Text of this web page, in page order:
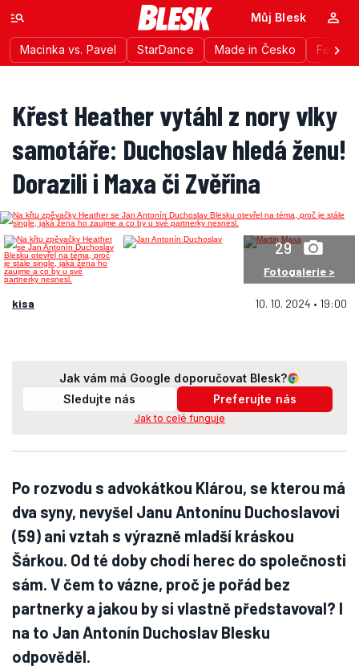
Macinka vs. Pavel StarDance Made in Česko
Můj Blesk
Křest Heather vytáhl z nory vlky
samotáře: Duchoslav hledá ženu!
Dorazili i Maxa či Zvěřina
29
Fotogalerie >
kisa 10. 10. 2024 • 19:00
Jak vám má Google doporučovat Blesk?
Sledujte nás
Preferujte nás
Jak to celé funguje
Po rozvodu s advokátkou Klárou, se kterou má
dva syny, nevyšel Janu Antonínu Duchoslavovi
(59) ani vztah s výrazně mladší kráskou
Šárkou. Od té doby chodí herec do společnosti
sám. V čem to vázne, proč je pořád bez
partnerky a jakou by si vlastně představoval? I
na to Jan Antonín Duchoslav Blesku
odpověděl.